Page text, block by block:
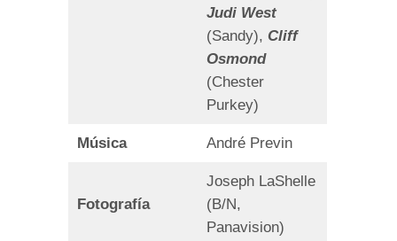
Judi West
(Sandy), Cliff
Osmond
(Chester
Purkey)
Música André Previn
Fotografía
Joseph LaShelle
(B/N,
Panavision)